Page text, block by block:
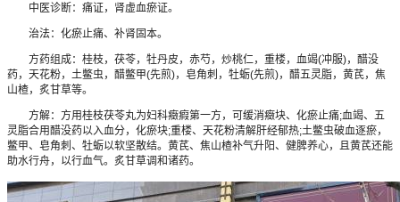
中医诊断：痛证，肾虚血瘀证。
治法：化瘀止痛、补肾固本。
方药组成：桂枝，茯苓，牡丹皮，赤芍，炒桃仁，重楼，血竭(冲服)，醋没
药，天花粉，土鳖虫，醋鳖甲(先煎)，皂角刺，牡蛎(先煎)，醋五灵脂，黄芪，焦
山楂，炙甘草等。
方解：方用桂枝茯苓丸为妇科癥瘕第一方，可缓消癥块、化瘀止痛;血竭、五
灵脂合用醋没药以入血分，化瘀块;重楼、天花粉清解肝经郁热;土鳖虫破血逐瘀，
鳖甲、皂角刺、牡蛎以软坚散结。黄芪、焦山楂补气升阳、健脾养心，且黄芪还能
助水行舟，以行血气。炙甘草调和诸药。